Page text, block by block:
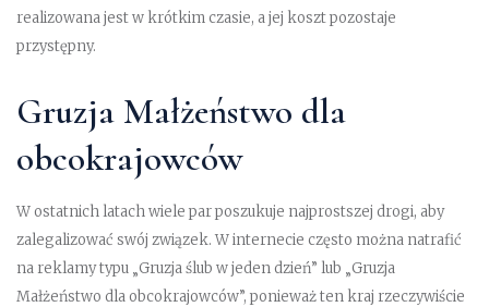
realizowana jest w krótkim czasie, a jej koszt pozostaje
przystępny.
Gruzja Małżeństwo dla
obcokrajowców
W ostatnich latach wiele par poszukuje najprostszej drogi, aby
zalegalizować swój związek. W internecie często można natrafić
na reklamy typu „Gruzja ślub w jeden dzień” lub „Gruzja
Małżeństwo dla obcokrajowców”, ponieważ ten kraj rzeczywiście